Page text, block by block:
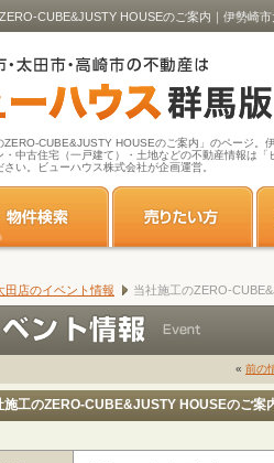
CUBE&JUSTY HOUSEのご案内｜伊勢崎
ZERO-CUBE&JUSTY HOUSEのご案内」のページ。
・中古住宅（一戸建て）・土地などの不動産情報は「
さい。ビューハウス株式会社が企画運営。
田店のイベント情報 当社施工のZERO-
« 前の
施工のZERO-CUBE&JUSTY HOUSEのご案